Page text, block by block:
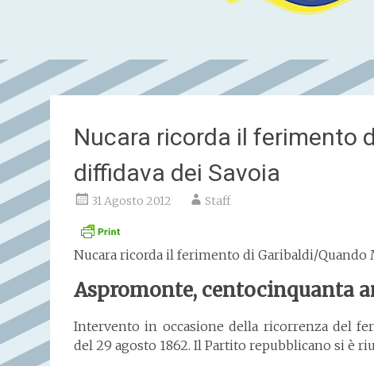
Nucara ricorda il ferimento
diffidava dei Savoia
31 Agosto 2012 Staff
Nucara ricorda il ferimento di Garibaldi/Quando
Aspromonte, centocinquanta
Intervento in occasione della ricorrenza del
del 29 agosto 1862. Il Partito repubblicano si è